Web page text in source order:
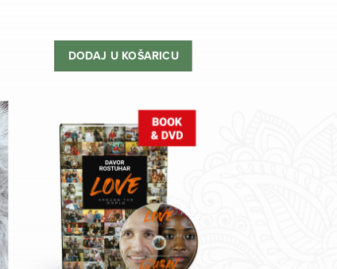
je:
38,80 €.
je:
34,90 €.
DODAJ U KOŠARICU